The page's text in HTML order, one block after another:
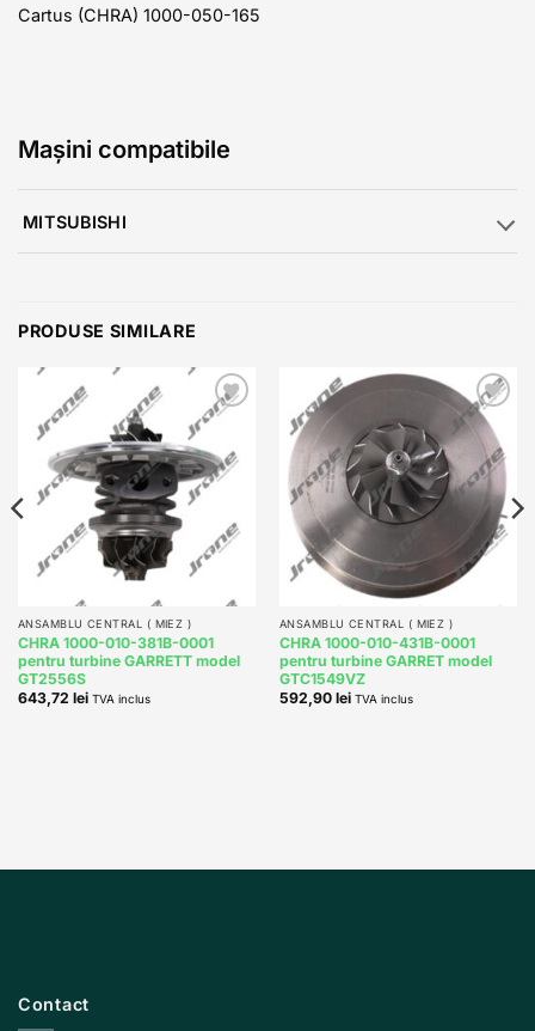
Cartus (CHRA) 1000-050-165
Mașini compatibile
MITSUBISHI
PRODUSE SIMILARE
Add to
ANSAMBLU CENTRAL ( MIEZ )
CHRA 1000-010-381B-0001
pentru turbine GARRETT model
GT2556S
643,72 lei TVA inclus
Add to
wishlist
ANSAMBLU CENTRAL ( MIEZ )
CHRA 1000-010-431B-0001
pentru turbine GARRET model
GTC1549VZ
592,90 lei TVA inclus
Contact